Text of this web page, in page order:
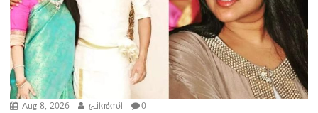
Aug 8, 2026 പ്രിന്‍സി 0